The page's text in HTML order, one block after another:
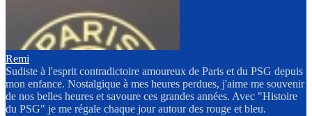
Remi
Sudiste à l'esprit contradictoire amoureux de Paris et du PSG depuis
mon enfance. Nostalgique à mes heures perdues, j'aime me souvenir
de nos belles heures et savoure ces grandes années. Avec "Histoire
du PSG" je me régale chaque jour autour des rouge et bleu.